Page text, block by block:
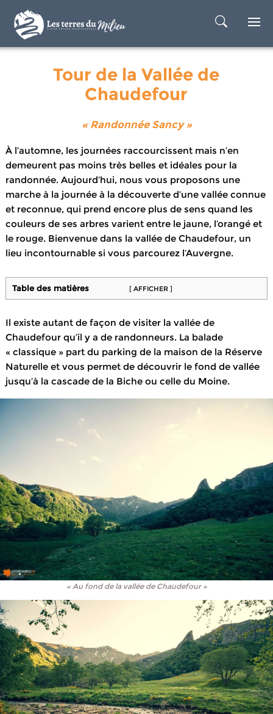
Tour de la Vallée de
Chaudefour
« Randonnée Sancy »
À l’automne, les journées raccourcissent mais n’en
demeurent pas moins très belles et idéales pour la
randonnée. Aujourd’hui, nous vous proposons une
marche à la journée à la découverte d’une vallée connue
et reconnue, qui prend encore plus de sens quand les
couleurs de ses arbres varient entre le jaune, l’orangé et
le rouge. Bienvenue dans la vallée de Chaudefour, un
lieu incontournable si vous parcourez l’Auvergne.
Table des matières [ AFFICHER ]
Il existe autant de façon de visiter la vallée de
Chaudefour qu’il y a de randonneurs. La balade
« classique » part du parking de la maison de la Réserve
Naturelle et vous permet de découvrir le fond de vallée
jusqu’à la cascade de la Biche ou celle du Moine.
« Au fond de la vallée de Chaudefour »